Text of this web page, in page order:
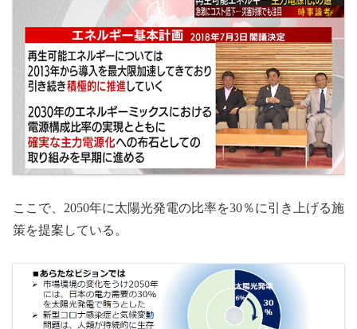
ここで、2050年に太陽光発電の比率を30％に引き上げる施
策を提案している。